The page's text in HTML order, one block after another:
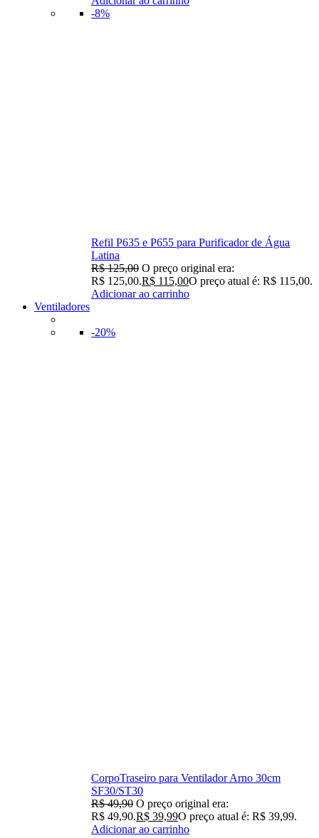
-8%
Refil P635 e P655 para Purificador de Água
Latina
R$125,00 O preço original era:
R$ 125,00.R$ 115,00O preço atual é: R$ 115,00.
Adicionar ao carrinho
Ventiladores
-20%
CorpoTraseiro para Ventilador Arno 30cm
SF30/ST30
R$49,90 O preço original era:
R$ 49,90.R$ 39,99O preço atual é: R$ 39,99.
Adicionar ao carrinho